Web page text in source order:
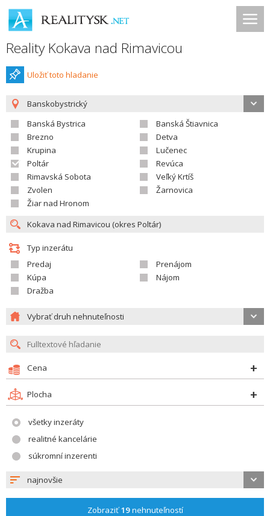
Reality Kokava nad Rimavicou
Uložiť toto hladanie
Banskobystrický
Banská Bystrica
Banská Štiavnica
Brezno
Detva
Krupina
Lučenec
Poltár
Revúca
Rimavská Sobota
Veľký Krtíš
Zvolen
Žarnovica
Žiar nad Hronom
Typ inzerátu
Predaj
Prenájom
Kúpa
Nájom
Dražba
Vybrať druh nehnuteľnosti
Cena
Plocha
všetky inzeráty
realitné kancelárie
súkromní inzerenti
najnovšie
Zobraziť19nehnuteľností